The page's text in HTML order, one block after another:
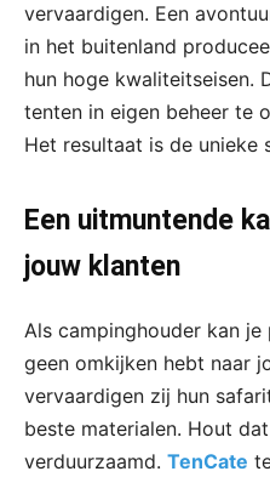
vervaardigen. Een
in het buitenland
hun hoge kwaliteitseisen.
tenten in eigen beheer te
Het resultaat is de unieke
Een uitmuntende
jouw klanten
Als campinghouder kan
geen omkijken hebt naar
vervaardigen zij hun
beste materialen. Hout
verduurzaamd. TenCate